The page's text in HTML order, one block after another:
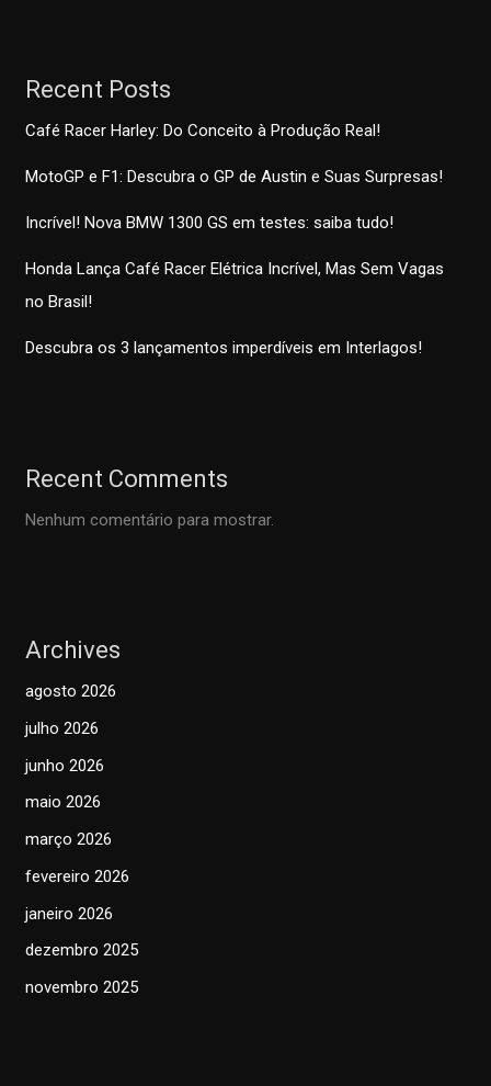
Recent Posts
Café Racer Harley: Do Conceito à Produção Real!
MotoGP e F1: Descubra o GP de Austin e Suas Surpresas!
Incrível! Nova BMW 1300 GS em testes: saiba tudo!
Honda Lança Café Racer Elétrica Incrível, Mas Sem Vagas
no Brasil!
Descubra os 3 lançamentos imperdíveis em Interlagos!
Recent Comments
Nenhum comentário para mostrar.
Archives
agosto 2026
julho 2026
junho 2026
maio 2026
março 2026
fevereiro 2026
janeiro 2026
dezembro 2025
novembro 2025